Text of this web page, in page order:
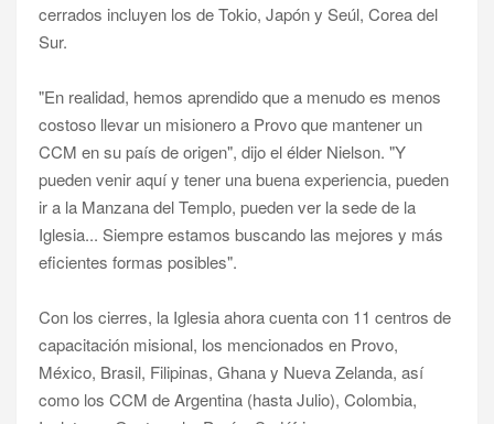
cerrados incluyen los de Tokio, Japón y Seúl, Corea del
Sur.
"En realidad, hemos aprendido que a menudo es menos
costoso llevar un misionero a Provo que mantener un
CCM en su país de origen", dijo el élder Nielson. "Y
pueden venir aquí y tener una buena experiencia, pueden
ir a la Manzana del Templo, pueden ver la sede de la
Iglesia... Siempre estamos buscando las mejores y más
eficientes formas posibles".
Con los cierres, la Iglesia ahora cuenta con 11 centros de
capacitación misional, los mencionados en Provo,
México, Brasil, Filipinas, Ghana y Nueva Zelanda, así
como los CCM de Argentina (hasta Julio), Colombia,